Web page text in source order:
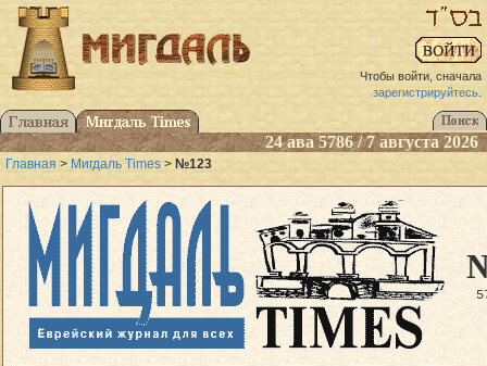
Чтобы войти, сначала
зарегистрируйтесь.
24 ава 5786 / 7 августа 2026
Главная > Мигдаль Times > №123